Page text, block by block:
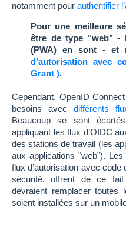
notamment pour authentifier
Pour une meilleure
être de type "web" -
(PWA) en sont - et
d’autorisation avec
Grant ).
Cependant, OpenID
besoins avec différents
Beaucoup se sont
appliquant les flux d’OIDC
des stations de travail (les
aux applications "web"). Les
flux d’autorisation avec
sécurité, offrent de ce fait
devraient remplacer toutes
soient installées sur un